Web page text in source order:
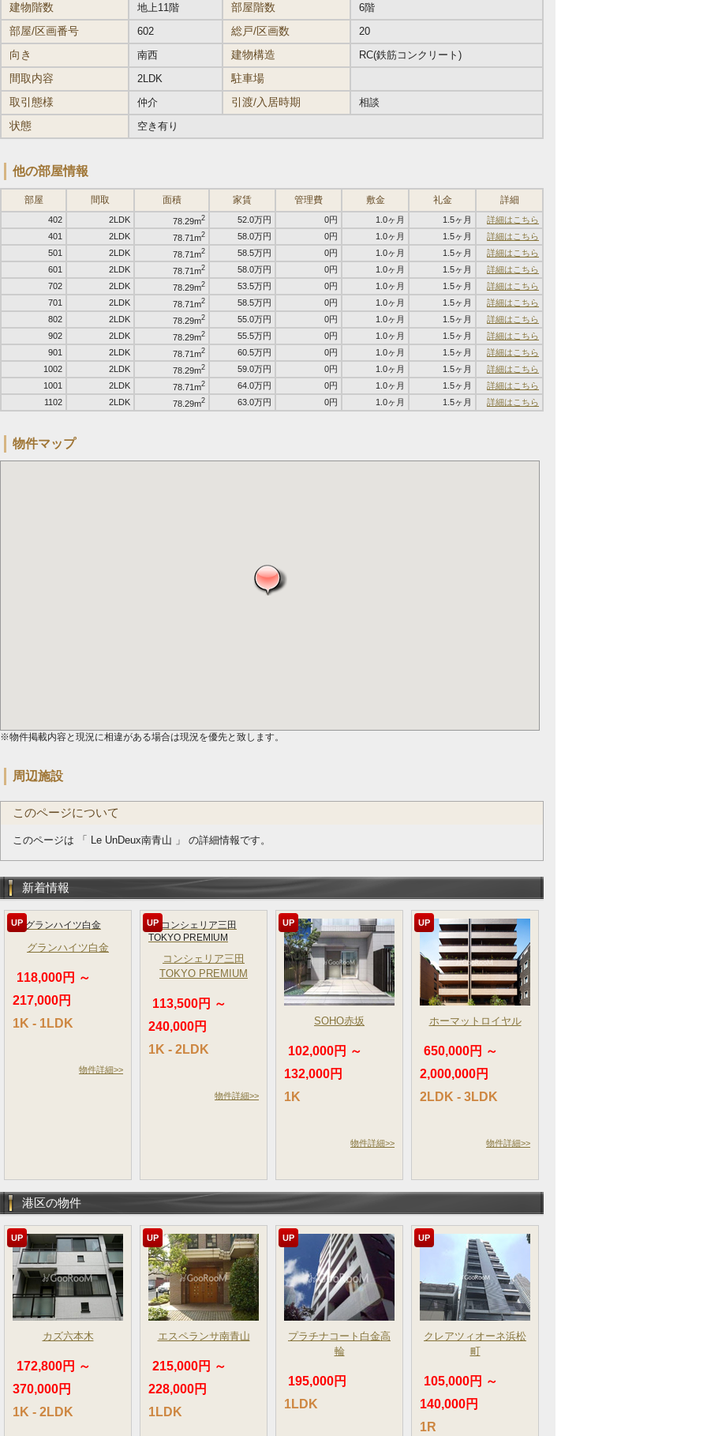
建物階数 地上11階 部屋階数 6階
部屋/区画番号 602 総戸/区画数 20
向き 南西 建物構造 RC(鉄筋コンクリート)
間取内容 2LDK
駐車場
取引態様
仲介 引渡/入居時期 相談
状態 空き有り
他の部屋情報
部屋 間取 面積 家賃 管理費 敷金 礼金 詳細
402 2LDK 78.29m2 52.0万円 0円 1.0ヶ月 1.5ヶ月
詳細はこちら
401
2LDK 78.71m2 58.0万円 0円 1.0ヶ月 1.5ヶ月
詳細はこちら
501
2LDK 78.71m2 58.5万円 0円 1.0ヶ月 1.5ヶ月
詳細はこちら
601
2LDK 78.71m2 58.0万円 0円 1.0ヶ月 1.5ヶ月
詳細はこちら
702
2LDK 78.29m2 53.5万円 0円 1.0ヶ月 1.5ヶ月
詳細はこちら
701
2LDK 78.71m2 58.5万円 0円 1.0ヶ月 1.5ヶ月
詳細はこちら
802
2LDK 78.29m2 55.0万円 0円 1.0ヶ月 1.5ヶ月
詳細はこちら
902
2LDK 78.29m2 55.5万円 0円 1.0ヶ月 1.5ヶ月
詳細はこちら
901
2LDK 78.71m2 60.5万円 0円 1.0ヶ月 1.5ヶ月
詳細はこちら
1002
2LDK 78.29m2 59.0万円 0円 1.0ヶ月 1.5ヶ月
詳細はこちら
1001
2LDK 78.71m2 64.0万円 0円 1.0ヶ月 1.5ヶ月
詳細はこちら
1102
2LDK 78.29m2 63.0万円 0円 1.0ヶ月 1.5ヶ月 詳細はこちら
物件マップ
※物件掲載内容と現況に相違がある場合は現況を優先と致します。
周辺施設
このページについて
このページは 「 Le UnDeux南青山 」 の詳細情報です。
新着情報
UP
グランハイツ白金
118,000円 ～
217,000円
1K - 1LDK
物件詳細>>
UP
コンシェリア三田
TOKYO PREMIUM
113,500円 ～
240,000円
1K - 2LDK
物件詳細>>
UP
SOHO赤坂
102,000円 ～
132,000円
1K
物件詳細>>
UP
ホーマットロイヤル
650,000円 ～
2,000,000円
2LDK - 3LDK
物件詳細>>
港区の物件
UP
カズ六本木
172,800円 ～
370,000円
1K - 2LDK
UP
エスペランサ南青山
215,000円 ～
228,000円
1LDK
UP
プラチナコート白金高
輪
195,000円
1LDK
UP
クレアツィオーネ浜松
町
105,000円 ～
140,000円
1R